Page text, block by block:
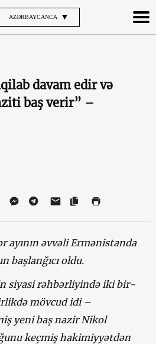
AZƏRBAYCANCA
davam edir və
baş verir” –
ayının əvvəli Ermənistanda
başlanğıcı oldu.
siyasi rəhbərliyində iki bir-
mövcud idi –
yeni baş nazir Nikol
keçmiş hakimiyyətdən